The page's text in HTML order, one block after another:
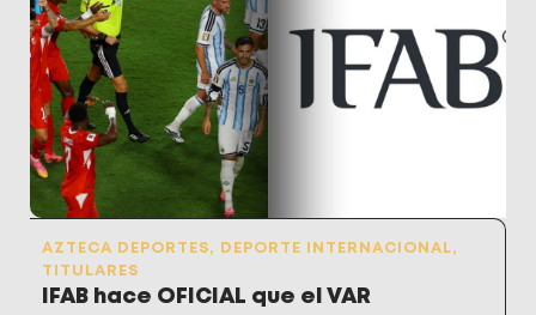
AZTECA DEPORTES, DEPORTE INTERNACIONAL,
TITULARES
IFAB hace OFICIAL que el VAR